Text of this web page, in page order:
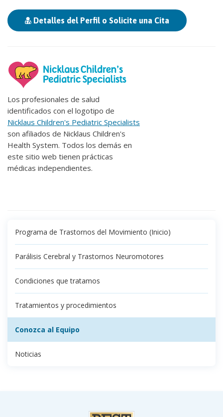
Detalles del Perfil o Solicite una Cita
Los profesionales de salud
identificados con el logotipo de
Nicklaus Children's Pediatric Specialists
son afiliados de Nicklaus Children's
Health System. Todos los demás en
este sitio web tienen prácticas
médicas independientes.
Programa de Trastornos del Movimiento (Inicio)
Parálisis Cerebral y Trastornos Neuromotores
Condiciones que tratamos
Tratamientos y procedimientos
Conozca al Equipo
Noticias